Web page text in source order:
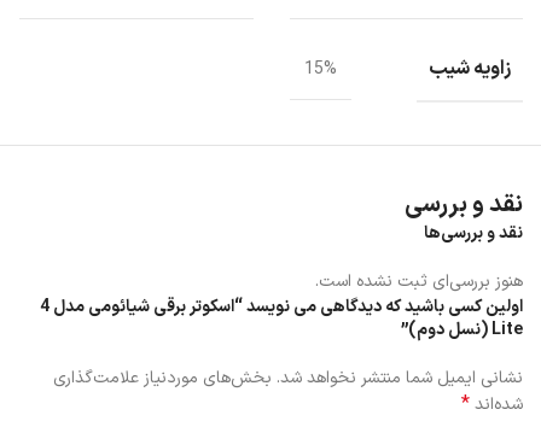
محافظت در برابر شارژ بیش از حد
محافظت در برابر تخلیه بیش از حد
محافظت در مقابل ولتاژ بیش از حد مجاز
محافظت در برابر دما
زاویه شیب 15%
نقد و بررسی
نقد و بررسی‌ها
هنوز بررسی‌ای ثبت نشده است.
اولین کسی باشید که دیدگاهی می نویسد “اسکوتر برقی شیائومی مدل 4
Lite (نسل دوم)”
نشانی ایمیل شما منتشر نخواهد شد. بخش‌های موردنیاز علامت‌گذاری
شده‌اند*